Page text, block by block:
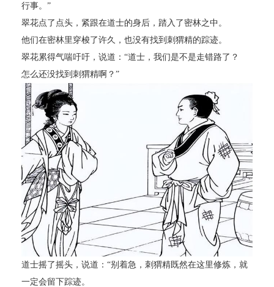
行事。”
翠花点了点头，紧跟在道士的身后，踏入了密林之中。
他们在密林里穿梭了许久，也没有找到刺猬精的踪迹。
翠花累得气喘吁吁，说道：“道士，我们是不是走错路了？
怎么还没找到刺猬精啊？”
道士摇了摇头，说道：“别着急，刺猬精既然在这里修炼，就
一定会留下踪迹。